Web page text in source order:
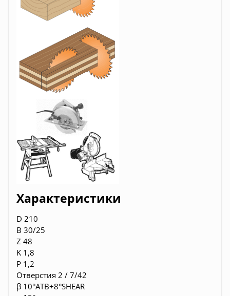
Характеристики
D 210
B 30/25
Z 48
K 1,8
P 1,2
Отверстия 2 / 7/42
β 10°ATB+8°SHEAR